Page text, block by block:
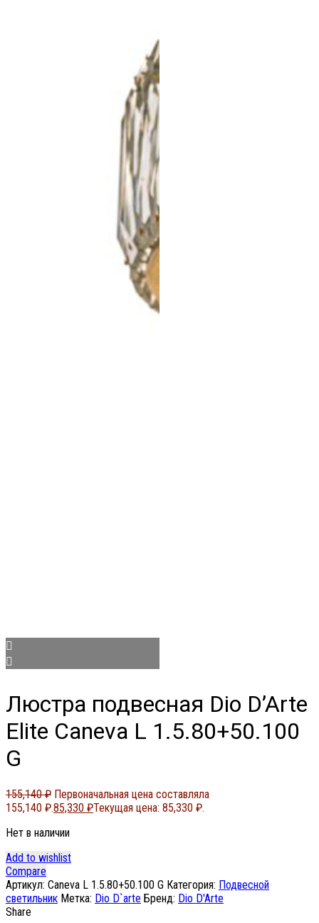
Люстра подвесная Dio D’Arte
Elite Caneva L 1.5.80+50.100
G
155,140₽ Первоначальная цена составляла
155,140 ₽.85,330 ₽Текущая цена: 85,330 ₽.
Нет в наличии
Add to wishlist
Compare
Артикул: Caneva L 1.5.80+50.100 G Категория: Подвесной
светильник Метка: Dio D`arte Бренд: Dio D'Arte
Share